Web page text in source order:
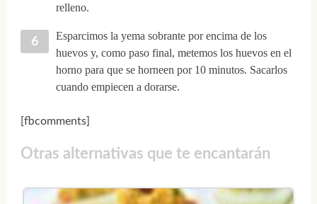
relleno.
Esparcimos la yema sobrante por encima de los
huevos y, como paso final, metemos los huevos en el
horno para que se horneen por 10 minutos. Sacarlos
cuando empiecen a dorarse.
[fbcomments]
Otras alternativas que te encantarán